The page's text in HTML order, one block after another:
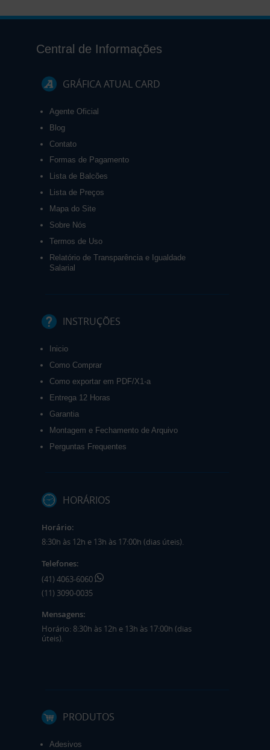
Central de Informações
GRÁFICA ATUAL CARD
Agente Oficial
Blog
Contato
Formas de Pagamento
Lista de Balcões
Lista de Preços
Mapa do Site
Sobre Nós
Termos de Uso
Relatório de Transparência e Igualdade
Salarial
INSTRUÇÕES
Inicio
Como Comprar
Como exportar em PDF/X1-a
Entrega 12 Horas
Garantia
Montagem e Fechamento de Arquivo
Perguntas Frequentes
HORÁRIOS
Horário:
8:30h às 12h e 13h às 17:00h (dias úteis).
Telefones:
(41) 4063-6060
(11) 3090-0035
Mensagens:
Horário: 8:30h às 12h e 13h às 17:00h (dias
úteis).
PRODUTOS
Adesivos